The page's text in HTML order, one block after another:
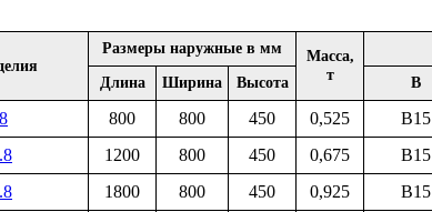
Размеры наружные в мм
Масса,
т
Длина Ширина Высота B
800 800 450 0,525 B15
1200 800 450 0,675 B15
1800 800 450 0,925 B15